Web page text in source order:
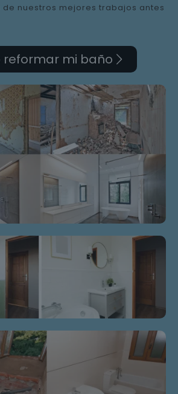
de nuestros mejores trabajos antes
reformar mi baño